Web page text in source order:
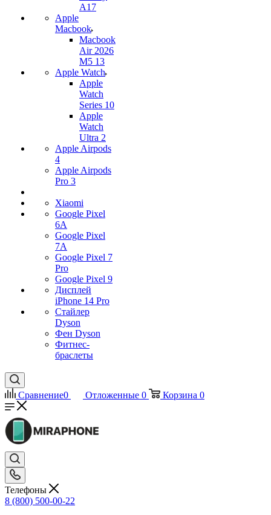
A17
Apple
Macbook
Macbook
Air 2026
M5 13
Apple Watch
Apple
Watch
Series 10
Apple
Watch
Ultra 2
Apple Airpods
4
Apple Airpods
Pro 3
Xiaomi
Google Pixel
6A
Google Pixel
7А
Google Pixel 7
Pro
Google Pixel 9
Дисплей
iPhone 14 Pro
Стайлер
Dyson
Фен Dyson
Фитнес-
браслеты
Сравнение0 Отложенные 0 Корзина 0
Телефоны
8 (800) 500-00-22